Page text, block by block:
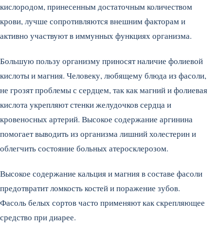
кислородом, принесенным достаточным количеством
крови, лучше сопротивляются внешним факторам и
активно участвуют в иммунных функциях организма.
Большую пользу организму приносят наличие фолиевой
кислоты и магния. Человеку, любящему блюда из фасоли,
не грозят проблемы с сердцем, так как магний и фолиевая
кислота укрепляют стенки желудочков сердца и
кровеносных артерий. Высокое содержание аргинина
помогает выводить из организма лишний холестерин и
облегчить состояние больных атеросклерозом.
Высокое содержание кальция и магния в составе фасоли
предотвратит ломкость костей и поражение зубов.
Фасоль белых сортов часто применяют как скрепляющее
средство при диарее.